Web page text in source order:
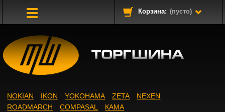
Корзина: (пусто)
NOKIAN IKON YOKOHAMA ZETA
NEXEN
ROADMARCH
COMPASAL КАМА